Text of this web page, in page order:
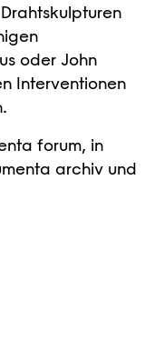
oder John
Interventionen
forum, in
archiv und